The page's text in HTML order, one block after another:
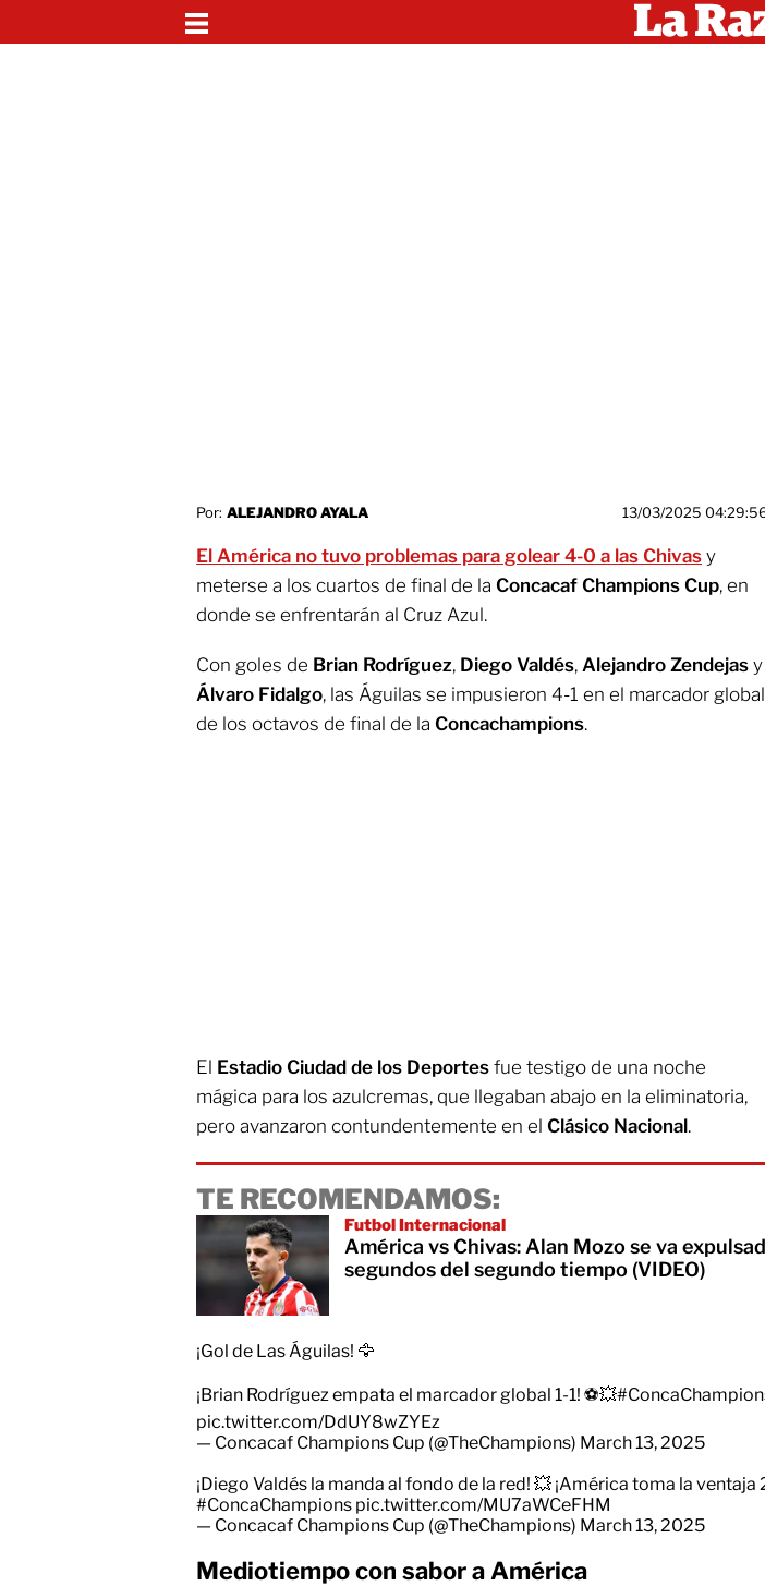
Por: ALEJANDRO AYALA 13/03/2025
El América no tuvo problemas para golear 4-0 a las Chivas y
meterse a los cuartos de final de la Concacaf Champions Cup, en
donde se enfrentarán al Cruz Azul.
Con goles de Brian Rodríguez, Diego Valdés, Alejandro Zendejas y
Álvaro Fidalgo, las Águilas se impusieron 4-1 en el marcador global
de los octavos de final de la Concachampions.
El Estadio Ciudad de los Deportes fue testigo de una noche
mágica para los azulcremas, que llegaban abajo en la eliminatoria,
pero avanzaron contundentemente en el Clásico Nacional.
TE RECOMENDAMOS:
Futbol Internacional
América vs Chivas: Alan Mozo se va
segundos del segundo tiempo (VIDEO)
¡Gol de Las Águilas! 🦅
¡Brian Rodríguez empata el marcador global 1-1! ⚽💥
pic.twitter.com/DdUY8wZYEz
— Concacaf Champions Cup (@TheChampions) March 13, 2025
¡Diego Valdés la manda al fondo de la red! 💥 ¡América toma la ventaja
#ConcaChampions pic.twitter.com/MU7aWCeFHM
— Concacaf Champions Cup (@TheChampions) March 13, 2025
Mediotiempo con sabor a América